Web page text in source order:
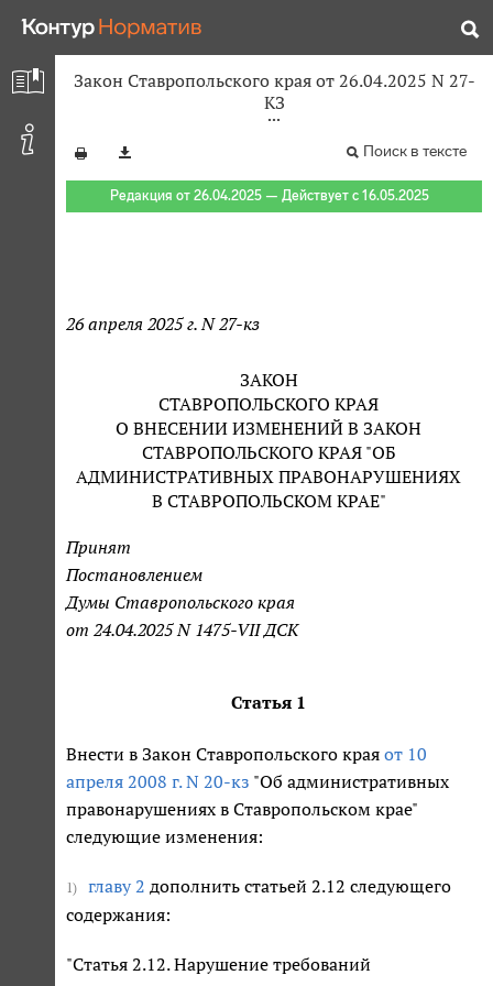
Закон Ставропольского края от 26.04.2025 N 27-
КЗ
Поиск в тексте
Редакция от 26.04.2025 — Действует с 16.05.2025
26 апреля 2025 г. N 27-кз
ЗАКОН
СТАВРОПОЛЬСКОГО КРАЯ
О ВНЕСЕНИИ ИЗМЕНЕНИЙ В ЗАКОН
СТАВРОПОЛЬСКОГО КРАЯ "ОБ
АДМИНИСТРАТИВНЫХ ПРАВОНАРУШЕНИЯХ
В СТАВРОПОЛЬСКОМ КРАЕ"
Принят
Постановлением
Думы Ставропольского края
от 24.04.2025 N 1475-VII ДСК
Статья 1
Внести в Закон Ставропольского края от 10
апреля 2008 г. N 20-кз "Об административных
правонарушениях в Ставропольском крае"
следующие изменения:
1) главу 2 дополнить статьей 2.12 следующего
содержания:
"Статья 2.12. Нарушение требований